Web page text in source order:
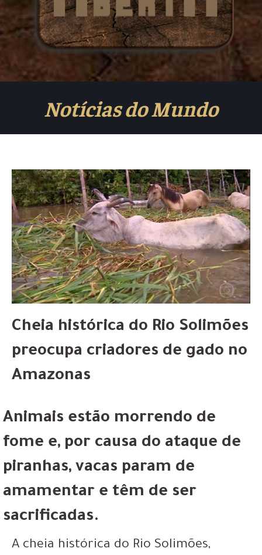
Notícias do Mundo
Cheia histórica do Rio Solimões
preocupa criadores de gado no
Amazonas
Animais estão morrendo de
fome e, por causa do ataque de
piranhas, vacas param de
amamentar e têm de ser
sacrificadas.
A cheia histórica do Rio Solimões,